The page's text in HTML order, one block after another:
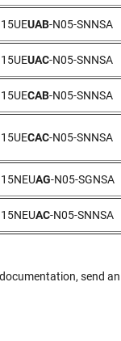
UAB-N05-SNNSA
UAC-N05-SNNSA
CAB-N05-SNNSA
CAC-N05-SNNSA
AG-N05-SGNSA
AC-N05-SNNSA
send